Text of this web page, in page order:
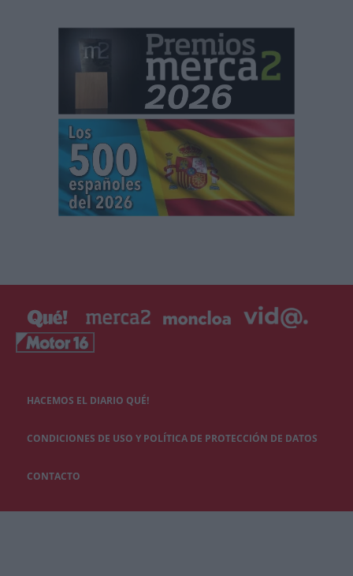
HACEMOS EL DIARIO QUÉ!
CONDICIONES DE USO Y POLÍTICA DE PROTECCIÓN DE DATOS
CONTACTO